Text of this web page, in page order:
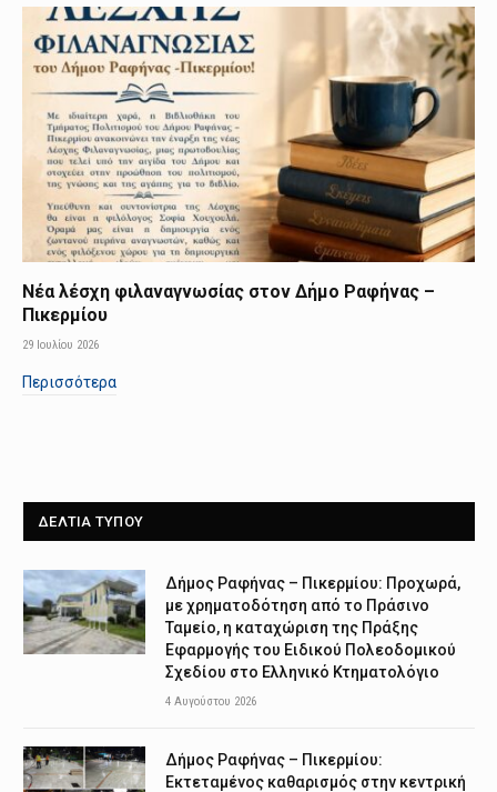
Νέα λέσχη φιλαναγνωσίας στον Δήμο Ραφήνας –
Πικερμίου
29 Ιουλίου 2026
Περισσότερα
ΔΕΛΤΙΑ ΤΥΠΟΥ
Δήμος Ραφήνας – Πικερμίου: Προχωρά,
με χρηματοδότηση από το Πράσινο
Ταμείο, η καταχώριση της Πράξης
Εφαρμογής του Ειδικού Πολεοδομικού
Σχεδίου στο Ελληνικό Κτηματολόγιο
4 Αυγούστου 2026
Δήμος Ραφήνας – Πικερμίου:
Εκτεταμένος καθαρισμός στην κεντρική